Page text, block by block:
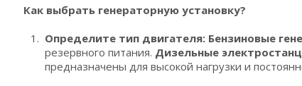
Как выбрать генераторную установку?
Определите тип двигателя: Бензиновые
резервного питания. Дизельные
предназначены для высокой нагрузки и